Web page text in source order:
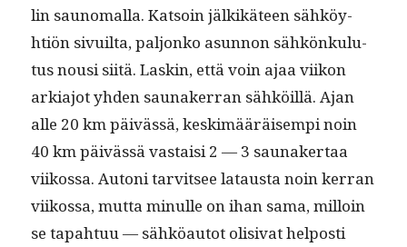
lin sauno­m­al­la. Kat­soin jälkikä­teen sähköy­
htiön sivuil­ta, paljonko asun­non sähkönku­lu­
tus nousi siitä. Laskin, että voin ajaa viikon
arki­a­jot yhden saunaker­ran sähköil­lä. Ajan
alle 20 km päivässä, keskimääräisem­pi noin
40 km päivässä vas­taisi 2 — 3 saunaker­taa
viikos­sa. Autoni tarvit­see lataus­ta noin ker­ran
viikos­sa, mut­ta min­ulle on ihan sama, mil­loin
se tapah­tuu — sähköau­tot oli­si­vat hel­posti